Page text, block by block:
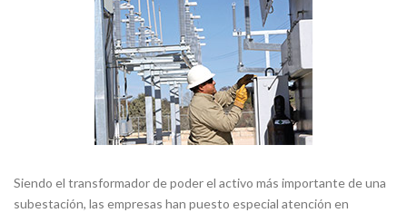
Siendo el transformador de poder el activo más importante de una
subestación, las empresas han puesto especial atención en